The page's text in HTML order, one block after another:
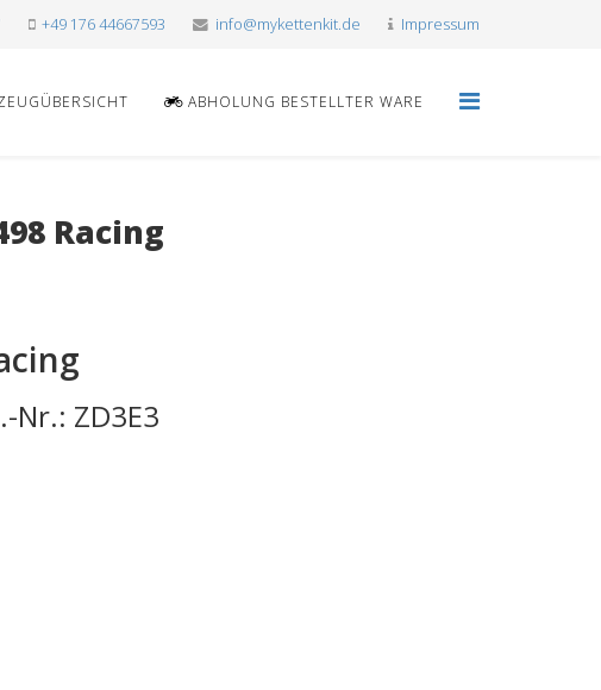
+49 176 44667593 info@mykettenkit.de Impressum
ABHOLUNG BESTELLTER WARE
Racing
Nr.: ZD3E3